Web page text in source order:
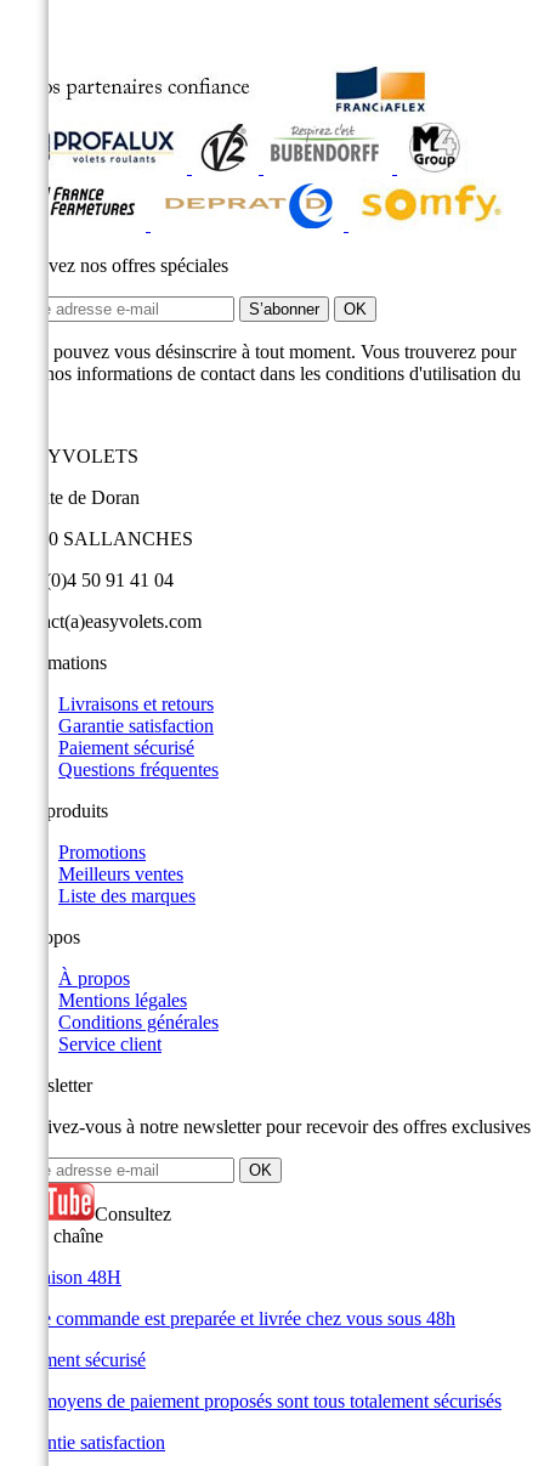
Recevez nos offres spéciales
Vous pouvez vous désinscrire à tout moment. Vous trouverez pour
cela nos informations de contact dans les conditions d'utilisation du
EASYVOLETS
9 route de Doran
74700 SALLANCHES
+33 (0)4 50 91 41 04
contact(a)easyvolets.com
Informations
Livraisons et retours
Garantie satisfaction
Paiement sécurisé
Questions fréquentes
Nos produits
Promotions
Meilleurs ventes
Liste des marques
A propos
À propos
Mentions légales
Conditions générales
Service client
Newsletter
Inscrivez-vous à notre newsletter pour recevoir des offres exclusives
Consultez
notre chaîne
Livraison 48H
Votre commande est preparée et livrée chez vous sous 48h
Paiement sécurisé
Les moyens de paiement proposés sont tous totalement sécurisés
Garantie satisfaction